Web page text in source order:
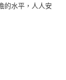
的水平，人人安